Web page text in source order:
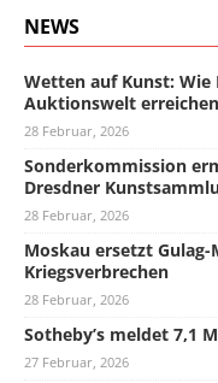
NEWS
Wetten auf Kunst:
Auktionswelt erreichen
28 Februar, 2026
Sonderkommission
Dresdner
28 Februar, 2026
Moskau ersetzt
Kriegsverbrechen
28 Februar, 2026
Sotheby’s meldet 7,1
27 Februar, 2026